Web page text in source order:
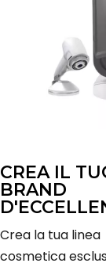
CREA IL
BRAND
Crea la tua linea
cosmetica